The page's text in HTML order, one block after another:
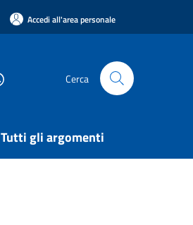
Accedi all'area personale
Cerca
Tutti gli argomenti